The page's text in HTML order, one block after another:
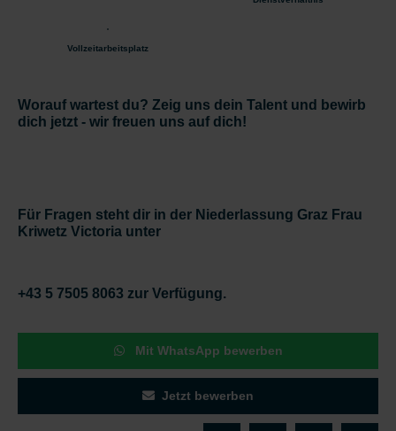
Vollzeitarbeitsplatz
Worauf wartest du? Zeig uns dein Talent und bewirb
dich jetzt - wir freuen uns auf dich!
Für Fragen steht dir in der Niederlassung Graz Frau
Kriwetz Victoria unter
+43 5 7505 8063 zur Verfügung.
Mit WhatsApp bewerben
Jetzt bewerben